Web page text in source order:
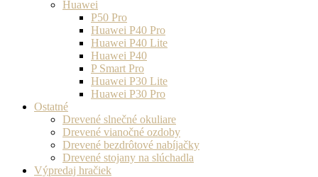
Huawei
P50 Pro
Huawei P40 Pro
Huawei P40 Lite
Huawei P40
P Smart Pro
Huawei P30 Lite
Huawei P30 Pro
Ostatné
Drevené slnečné okuliare
Drevené vianočné ozdoby
Drevené bezdrôtové nabíjačky
Drevené stojany na slúchadla
Výpredaj hračiek